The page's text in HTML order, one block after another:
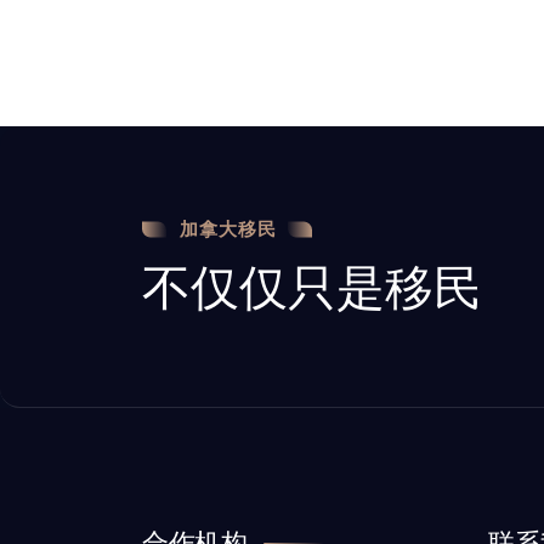
加拿大移民
不仅仅只是移民